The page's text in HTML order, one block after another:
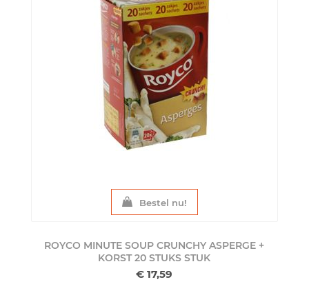
Bestel nu!
ROYCO MINUTE SOUP CRUNCHY ASPERGE +
KORST 20 STUKSSTUK
€ 17,59